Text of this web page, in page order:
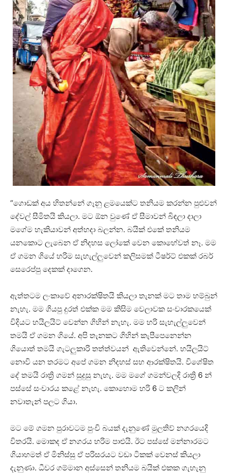
“ගොඩක් අය හිතන්නේ ගෑනු ළමයෙක්ට තනියම කරන්න පුළුවන්
දේවල් සීමිතයි කියලා. මට ඕන වුණේ ඒ සීමාවන් බිඳලා දාලා
මගේම හැකියාවන් අත්හදා බලන්න. බයික් එකේ තනියම
යනකොට ලැබෙන ඒ නිදහස ලෝකේ වෙන කොහේවත් නෑ. මම
ඒ ගමන ගියේ හරිම සැහැල්ලුවෙන් කලිසමක් ටීෂර්ට් එකක් රබර්
සෙරෙප්පු දෙකක් දාගෙන.
ඇත්තටම ලංකාවේ අනාරක්ෂිතයි කියලා තැනක් මට තාම හම්බුන්
නැහැ. මම ගියපු දුරත් එක්ක මම කිසිම වෙලාවක සංචාරකයෙක්
විදියට හයිලයිට් වෙන්න ගිහින් නැහැ. මම හරි සැහැල්ලුවෙන්
තමයි ඒ ගමන ගියේ. අපි තැනකට ගිහින් කැපීපෙනෙන්න
ගියොත් තමයි ගැටලුකාරි තත්ත්වයන් ඇතිවෙන්නේ. හයිලයිට්
නොවි යන තරමට අපේ ගමන නිදහස් සහ ආරක්ෂිතයි. විශේෂිත
දේ තමයි රාත්‍රි ගමන් සුදුසු නැහැ. මම මගේ ගමන්වලදි රාත්‍රි 6 න්
පස්සේ සංචාරය කළේ නැහැ. කොහොම හරි 6 ට කලින්
නවාතැන් පලට ගියා.
මට මේ ගමන පුරාවටම පුංචි බයක් දැනුණේ මුලතිව් නගරයෙදි
විතරයි. මොකද ඒ නගරය හරිම පාළුයි. ඊට පස්සේ මන්නාරමට
ගියාහමත් ඒ මිනිස්සු ඒ පරිසරයට වඩා ටිකක් වෙනස් කියලා
දැනුණා. ධීවර ගම්මාන අස්සෙන් තනියම බයික් එකක ගැහැනු